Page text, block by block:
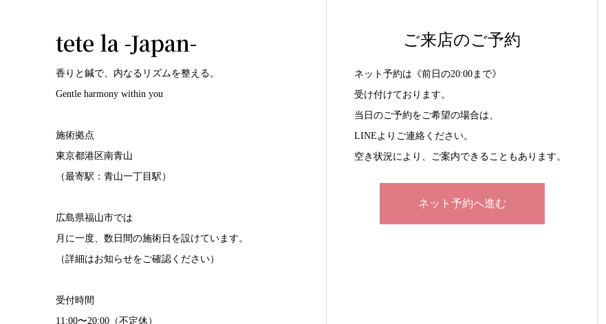
tete la -Japan-
香りと鍼で、内なるリズムを整える。
Gentle harmony within you
施術拠点
東京都港区南青山
（最寄駅：青山一丁目駅）
広島県福山市では
月に一度、数日間の施術日を設けています。
（詳細はお知らせをご確認ください）
受付時間
11:00〜20:00（不定休）
ご来店のご予約
ネット予約は《前日の20:00まで》
受け付けております。
当日のご予約をご希望の場合は、
LINEよりご連絡ください。
空き状況により、ご案内できることもあります。
ネット予約へ進む